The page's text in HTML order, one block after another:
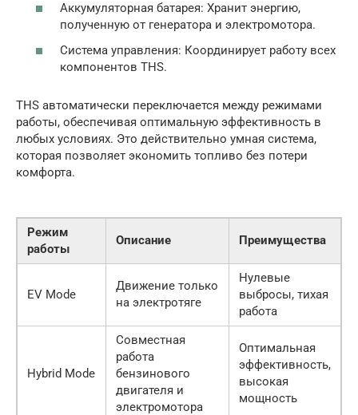
Аккумуляторная батарея: Хранит энергию,
полученную от генератора и электромотора.
Система управления: Координирует работу всех
компонентов THS.
THS автоматически переключается между режимами
работы, обеспечивая оптимальную эффективность в
любых условиях. Это действительно умная система,
которая позволяет экономить топливо без потери
комфорта.
Режим
работы
Описание Преимущества
EV Mode
Движение только
на электротяге
Нулевые
выбросы, тихая
работа
Hybrid Mode
Совместная
работа
бензинового
двигателя и
электромотора
Оптимальная
эффективность,
высокая
мощность